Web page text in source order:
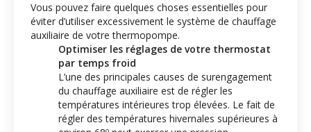
Vous pouvez faire quelques choses essentielles pour
éviter d’utiliser excessivement le système de chauffage
auxiliaire de votre thermopompe.
Optimiser les réglages de votre thermostat
par temps froid
L’une des principales causes de surengagement
du chauffage auxiliaire est de régler les
températures intérieures trop élevées. Le fait de
régler des températures hivernales supérieures à